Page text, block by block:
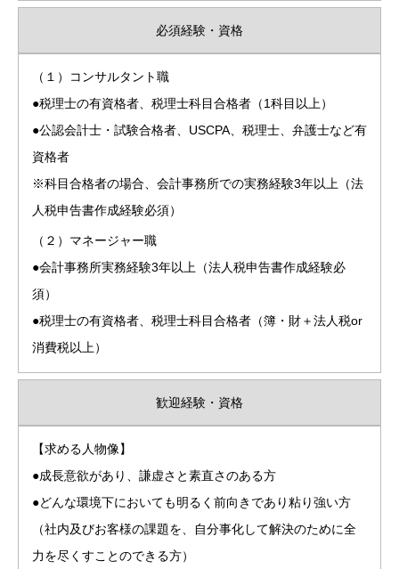
必須経験・資格
（１）コンサルタント職
●税理士の有資格者、税理士科目合格者（1科目以上）
●公認会計士・試験合格者、USCPA、税理士、弁護士など有
資格者
※科目合格者の場合、会計事務所での実務経験3年以上（法
人税申告書作成経験必須）
（２）マネージャー職
●会計事務所実務経験3年以上（法人税申告書作成経験必
須）
●税理士の有資格者、税理士科目合格者（簿・財＋法人税or
消費税以上）
歓迎経験・資格
【求める人物像】
●成長意欲があり、謙虚さと素直さのある方
●どんな環境下においても明るく前向きであり粘り強い方
（社内及びお客様の課題を、自分事化して解決のために全
力を尽くすことのできる方）